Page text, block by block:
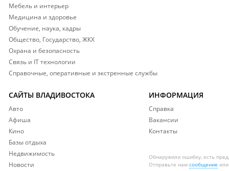
Мебель и интерьер
Медицина и здоровье
Обучение, наука, кадры
Общество, Государство, ЖКХ
Охрана и безопасность
Связь и IT технологии
Справочные, оперативные и экстренные службы
САЙТЫ ВЛАДИВОСТОКА
Авто
Афиша
Кино
Базы отдыха
Недвижимость
Новости
ИНФОРМАЦИЯ
Справка
Вакансии
Контакты
Обнаружили ошибку, есть
Отправьте нам сообщение